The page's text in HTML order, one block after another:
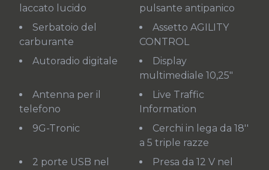
laccato lucido
pulsante antipanico
Serbatoio del
carburante
Assetto AGILITY
CONTROL
Autoradio digitale
Display
multimediale 10,25"
Antenna per il
telefono
Live Traffic
Information
9G-Tronic
Cerchi in lega da 18''
a 5 triple razze
2 porte USB nel
Presa da 12 V nel